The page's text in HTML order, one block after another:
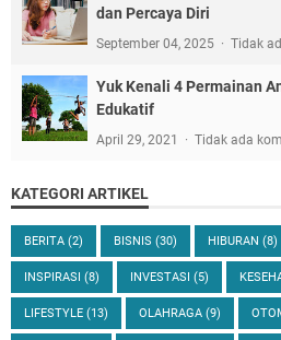
dan Percaya Diri
September 04, 2025 Tidak
Yuk Kenali 4 Permainan
Edukatif
April 29, 2021 Tidak ada
KATEGORI ARTIKEL
BERITA (2) BISNIS (30) HIBURAN (8)
INSPIRASI (8) INVESTASI (5)
LIFESTYLE (13) OLAHRAGA (9)